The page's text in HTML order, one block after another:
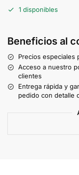
1 disponibles
Beneficios al
Precios especiales
Acceso a nuestro
clientes
Entrega rápida y
pedido con detalle